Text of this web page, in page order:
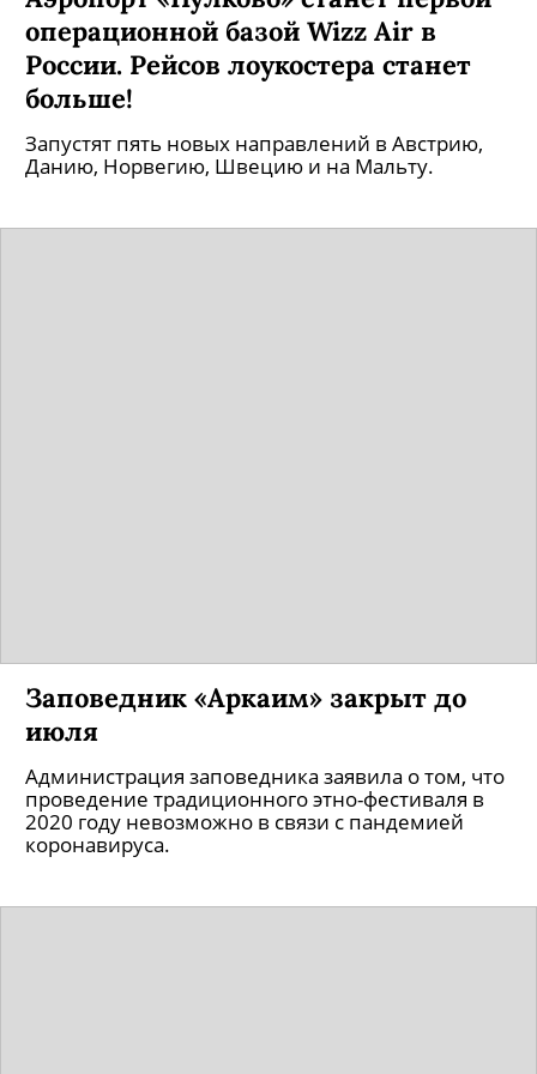
операционной базой Wizz Air в
России. Рейсов лоукостера станет
больше!
Запустят пять новых направлений в Австрию,
Данию, Норвегию, Швецию и на Мальту.
Заповедник «Аркаим» закрыт до
июля
Администрация заповедника заявила о том, что
проведение традиционного этно-фестиваля в
2020 году невозможно в связи с пандемией
коронавируса.